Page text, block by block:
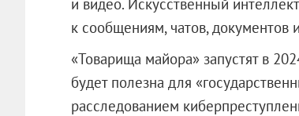
к сообщениям, чатов, документов
«Товарища майора» запустят в
будет полезна для
расследованием